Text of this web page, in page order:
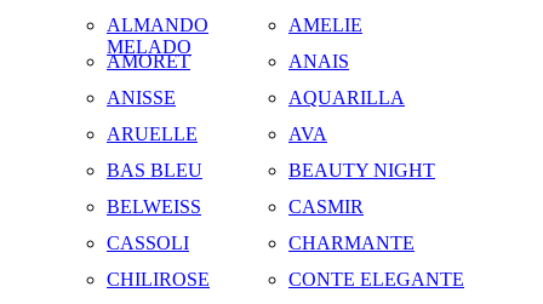
ALMANDO
MELADO
AMELIE
AMORET
ANAIS
ANISSE
AQUARILLA
ARUELLE
AVA
BAS BLEU
BEAUTY NIGHT
BELWEISS
CASMIR
CASSOLI
CHARMANTE
CHILIROSE
CONTE ELEGANTE